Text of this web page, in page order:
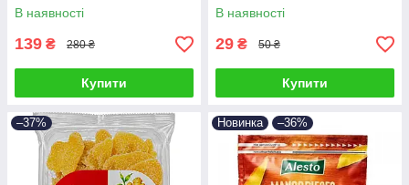
В наявності
139 ₴ 280 ₴
Купити
В наявності
29 ₴ 50 ₴
Купити
–37% Новинка –36%